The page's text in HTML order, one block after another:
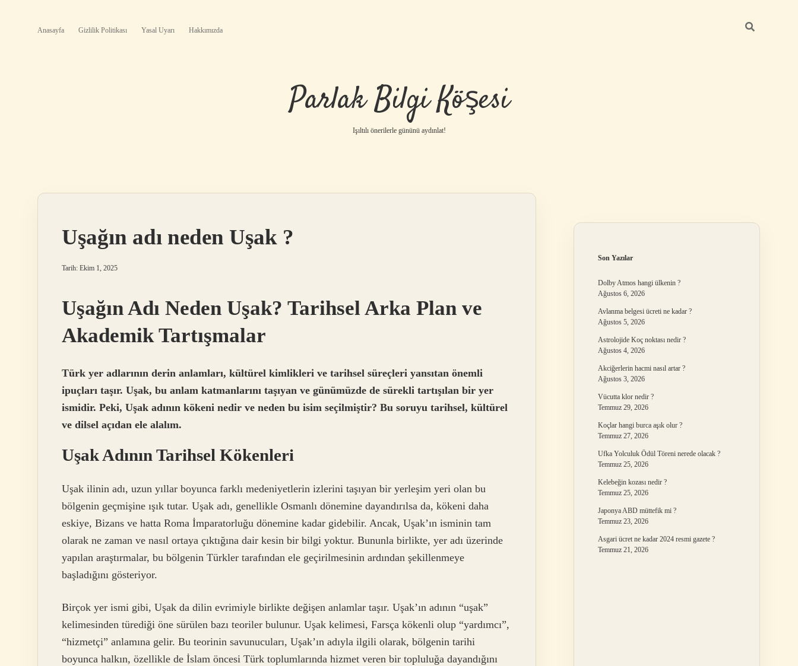
Anasayfa Gizlilik Politikası Yasal Uyarı Hakkımızda
Parlak Bilgi Köşesi
Işıltılı önerilerle gününü aydınlat!
Uşağın adı neden Uşak ?
Tarih: Ekim 1, 2025
Uşağın Adı Neden Uşak? Tarihsel Arka Plan ve
Akademik Tartışmalar
Türk yer adlarının derin anlamları, kültürel kimlikleri ve tarihsel süreçleri yansıtan önemli
ipuçları taşır. Uşak, bu anlam katmanlarını taşıyan ve günümüzde de sürekli tartışılan bir yer
ismidir. Peki, Uşak adının kökeni nedir ve neden bu isim seçilmiştir? Bu soruyu tarihsel, kültürel
ve dilsel açıdan ele alalım.
Uşak Adının Tarihsel Kökenleri
Uşak ilinin adı, uzun yıllar boyunca farklı medeniyetlerin izlerini taşıyan bir yerleşim yeri olan bu
bölgenin geçmişine ışık tutar. Uşak adı, genellikle Osmanlı dönemine dayandırılsa da, kökeni daha
eskiye, Bizans ve hatta Roma İmparatorluğu dönemine kadar gidebilir. Ancak, Uşak’ın isminin tam
olarak ne zaman ve nasıl ortaya çıktığına dair kesin bir bilgi yoktur. Bununla birlikte, yer adı üzerinde
yapılan araştırmalar, bu bölgenin Türkler tarafından ele geçirilmesinin ardından şekillenmeye
başladığını gösteriyor.
Birçok yer ismi gibi, Uşak da dilin evrimiyle birlikte değişen anlamlar taşır. Uşak’ın adının “uşak”
kelimesinden türediği öne sürülen bazı teoriler bulunur. Uşak kelimesi, Farsça kökenli olup “yardımcı”,
“hizmetçi” anlamına gelir. Bu teorinin savunucuları, Uşak’ın adıyla ilgili olarak, bölgenin tarihi
boyunca halkın, özellikle de İslam öncesi Türk toplumlarında hizmet veren bir topluluğa dayandığını
Son Yazılar
Dolby Atmos hangi ülkenin ?
Ağustos 6, 2026
Avlanma belgesi ücreti ne kadar ?
Ağustos 5, 2026
Astrolojide Koç noktası nedir ?
Ağustos 4, 2026
Akciğerlerin hacmi nasıl artar ?
Ağustos 3, 2026
Vücutta klor nedir ?
Temmuz 29, 2026
Koçlar hangi burca aşık olur ?
Temmuz 27, 2026
Ufka Yolculuk Ödül Töreni nerede olacak ?
Temmuz 25, 2026
Kelebeğin kozası nedir ?
Temmuz 25, 2026
Japonya ABD müttefik mi ?
Temmuz 23, 2026
Asgari ücret ne kadar 2024 resmi gazete ?
Temmuz 21, 2026